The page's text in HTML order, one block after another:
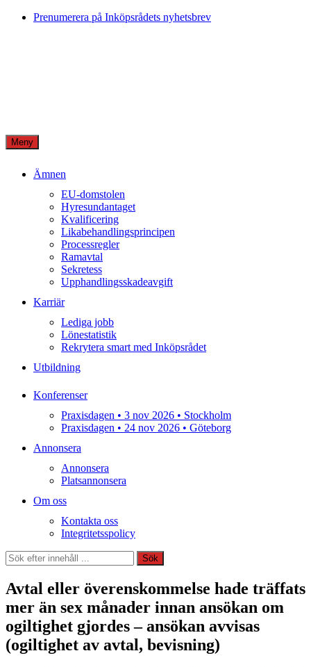
Skip
Prenumerera på Inköpsrådets nyhetsbrev
Meny
Ämnen
EU-domstolen
Hyresundantaget
Kvalificering
Likabehandlingsprincipen
Processregler
Ramavtal
Sekretess
Upphandlingsskadeavgift
Karriär
Lediga jobb
Lönestatistik
Rekrytera smart med Inköpsrådet
Utbildning
Konferenser
Praxisdagen • 3 nov 2026 • Stockholm
Praxisdagen • 24 nov 2026 • Göteborg
Annonsera
Annonsera
Platsannonsera
Om oss
Kontakta oss
Integritetsspolicy
Sök
Sök
Avtal eller överenskommelse hade träffats
mer än sex månader innan ansökan om
ogiltighet gjordes – ansökan avvisas
(ogiltighet av avtal, bevisning)